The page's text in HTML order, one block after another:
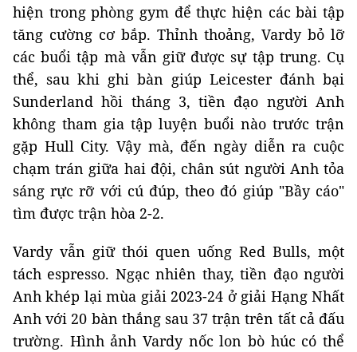
hiện trong phòng gym để thực hiện các bài tập
tăng cường cơ bắp. Thỉnh thoảng, Vardy bỏ lỡ
các buổi tập mà vẫn giữ được sự tập trung. Cụ
thể, sau khi ghi bàn giúp Leicester đánh bại
Sunderland hồi tháng 3, tiền đạo người Anh
không tham gia tập luyện buổi nào trước trận
gặp Hull City. Vậy mà, đến ngày diễn ra cuộc
chạm trán giữa hai đội, chân sút người Anh tỏa
sáng rực rỡ với cú đúp, theo đó giúp "Bầy cáo"
tìm được trận hòa 2-2.
Vardy vẫn giữ thói quen uống Red Bulls, một
tách espresso. Ngạc nhiên thay, tiền đạo người
Anh khép lại mùa giải 2023-24 ở giải Hạng Nhất
Anh với 20 bàn thắng sau 37 trận trên tất cả đấu
trường. Hình ảnh Vardy nốc lon bò húc có thể